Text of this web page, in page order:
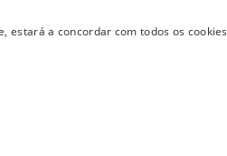
estará a concordar com todos os cookies